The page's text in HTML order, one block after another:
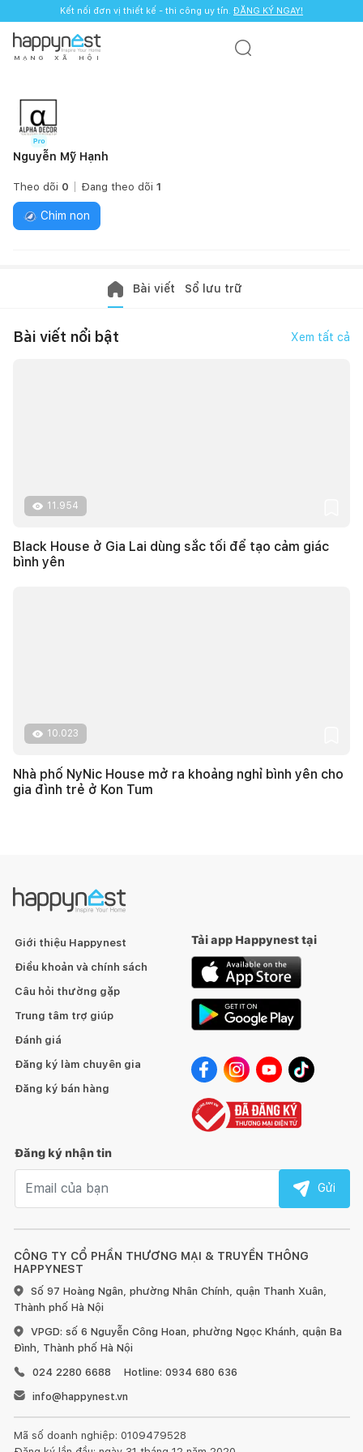
Kết nối đơn vị thiết kế - thi công uy tín. ĐĂNG KÝ NGAY!
M Ạ N G X Ã H Ộ I
Nguyễn Mỹ Hạnh
Theo dõi 0 Đang theo dõi 1
Chim non
Bài viết Sổ lưu trữ
Bài viết nổi bật Xem tất cả
11.954
Black House ở Gia Lai dùng sắc tối để tạo cảm giác
bình yên
10.023
Nhà phố NyNic House mở ra khoảng nghỉ bình yên cho
gia đình trẻ ở Kon Tum
CÔNG TY CỔ PHẦN THƯƠNG MẠI & TRUYỀN THÔNG
HAPPYNEST
Số 97 Hoàng Ngân, phường Nhân Chính, quận Thanh Xuân,
Thành phố Hà Nội
VPGD: số 6 Nguyễn Công Hoan, phường Ngọc Khánh, quận Ba
Đình, Thành phố Hà Nội
024 2280 6688
Hotline: 0934 680 636
info@happynest.vn
Mã số doanh nghiệp: 0109479528
Giới thiệu Happynest
Điều khoản và chính sách
Câu hỏi thường gặp
Trung tâm trợ giúp
Đánh giá
Đăng ký làm chuyên gia
Đăng ký bán hàng
Tải app Happynest tại
Đăng ký nhận tin
Gửi